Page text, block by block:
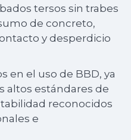
tersos sin trabes
de concreto,
y desperdicio
en el uso de BBD, ya
altos estándares de
reconocidos
e